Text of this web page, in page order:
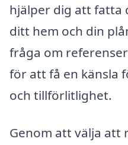
hjälper dig att fatta
ditt hem och din
fråga om
för att få en känsla
och tillförlitlighet.
Genom att välja att